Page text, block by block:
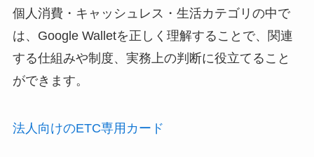
個人消費・キャッシュレス・生活カテゴリの中で
は、Google Walletを正しく理解することで、関連
する仕組みや制度、実務上の判断に役立てること
ができます。
法人向けのETC専用カード